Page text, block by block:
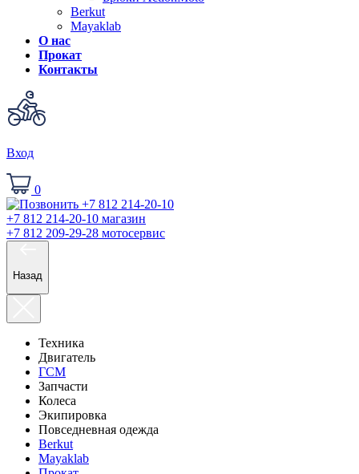
Berkut
Mayaklab
О нас
Прокат
Контакты
Вход
0
+7 812 214-20-10 магазин
+7 812 209-29-28 мотосервис
Назад
Техника
Двигатель
ГСМ
Запчасти
Колеса
Экипировка
Повседневная одежда
Berkut
Mayaklab